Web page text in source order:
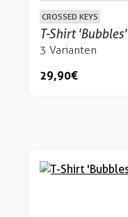
CROSSED KEYS
T-Shirt 'Bubbles'
3 Varianten
29,90 €